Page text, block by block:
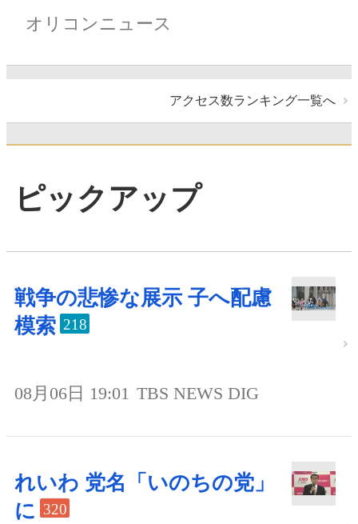
オリコンニュース
アクセス数ランキング一覧へ
ピックアップ
戦争の悲惨な展示 子へ配慮
模索 218
08月06日 19:01 TBS NEWS DIG
れいわ 党名「いのちの党」
に 320